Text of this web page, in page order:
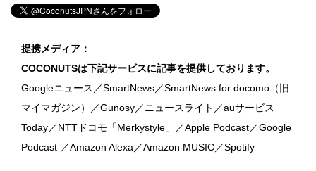
提携メディア：
COCONUTSは下記サービスに記事を提供しております。
Googleニュース／SmartNews／SmartNews for docomo（旧
マイマガジン）／Gunosy／ニュースライト／auサービス
Today／NTTドコモ「Merkystyle」／Apple Podcast／Google
Podcast ／Amazon Alexa／Amazon MUSIC／Spotify